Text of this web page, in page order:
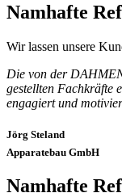
Namhafte
Wir lassen unsere
Die von der
gestellten Fachkräfte
engagiert und
Jörg Steland
Apparatebau GmbH
Namhafte